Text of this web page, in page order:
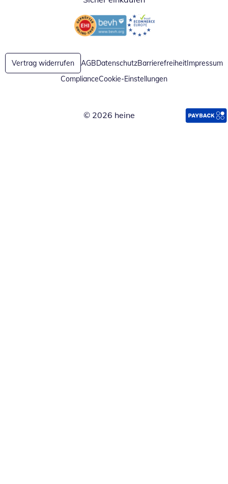
Öffnet in neuem FensterÖffnet in neuem Fenster
Vertrag widerrufen AGBDatenschutzBarrierefreiheitImpressum
ComplianceCookie-Einstellungen
© 2026 heine